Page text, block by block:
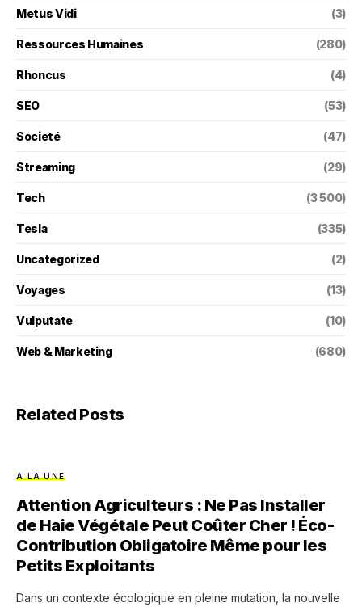
Metus Vidi (3)
Ressources Humaines (280)
Rhoncus (4)
SEO (53)
Societé (47)
Streaming (29)
Tech (3 500)
Tesla (335)
Uncategorized (2)
Voyages (13)
Vulputate (10)
Web & Marketing (680)
Related Posts
A LA UNE
Attention Agriculteurs : Ne Pas Installer
de Haie Végétale Peut Coûter Cher ! Éco-
Contribution Obligatoire Même pour les
Petits Exploitants
Dans un contexte écologique en pleine mutation, la nouvelle